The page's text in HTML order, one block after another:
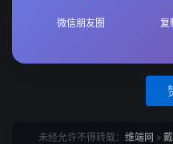
微信朋友圈 复
未经允许不得转载： 维端网 »